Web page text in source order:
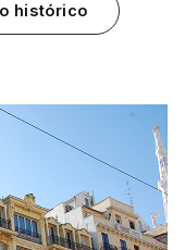
histórico